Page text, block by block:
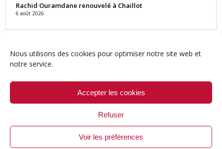
Nous utilisons des cookies pour optimiser notre site web et
notre service.
Accepter les cookies
Refuser
Voir les préférences
Rachid Ouramdane renouvelé à Chaillot
6 août 2026